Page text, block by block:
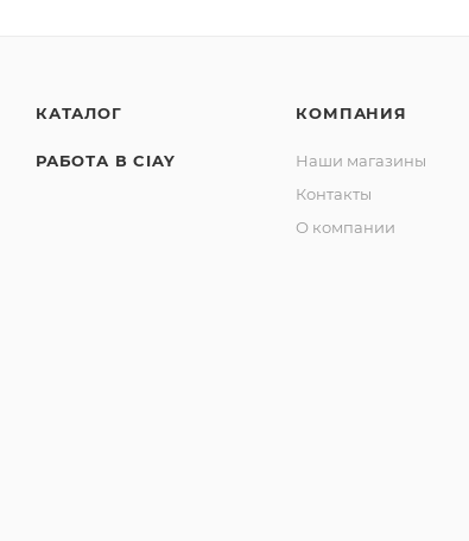
КАТАЛОГ
РАБОТА В CIAY
КОМПАНИЯ
Наши магазины
Контакты
О компании